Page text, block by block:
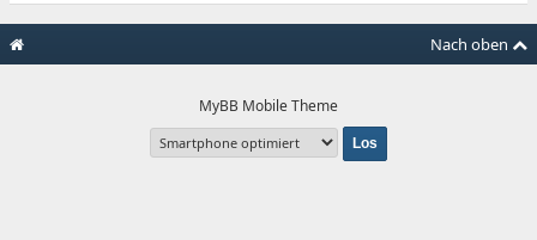
Nach oben
MyBB Mobile Theme